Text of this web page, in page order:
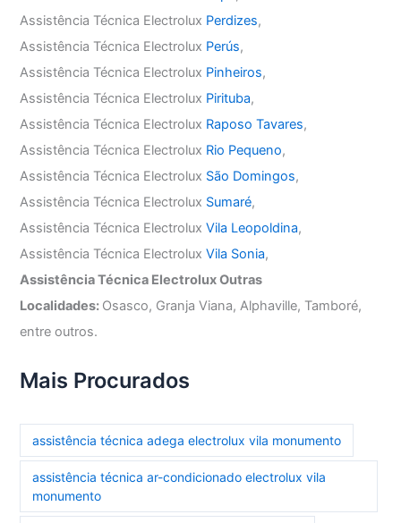
Assistência Técnica Electrolux Perdizes,
Assistência Técnica Electrolux Perús,
Assistência Técnica Electrolux Pinheiros,
Assistência Técnica Electrolux Pirituba,
Assistência Técnica Electrolux Raposo Tavares,
Assistência Técnica Electrolux Rio Pequeno,
Assistência Técnica Electrolux São Domingos,
Assistência Técnica Electrolux Sumaré,
Assistência Técnica ElectroluxVila Leopoldina,
Assistência Técnica ElectroluxVila Sonia,
Assistência Técnica Electrolux Outras
Localidades: Osasco, Granja Viana, Alphaville, Tamboré,
entre outros.
Mais Procurados
assistência técnica adega electrolux vila monumento
assistência técnica ar-condicionado electrolux vila
monumento